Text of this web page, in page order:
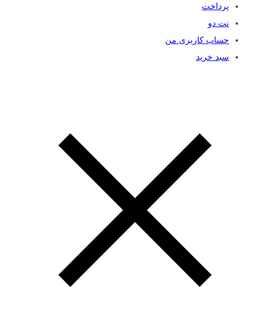
پرداخت
نت دو
حساب کاربری من
سبد خرید